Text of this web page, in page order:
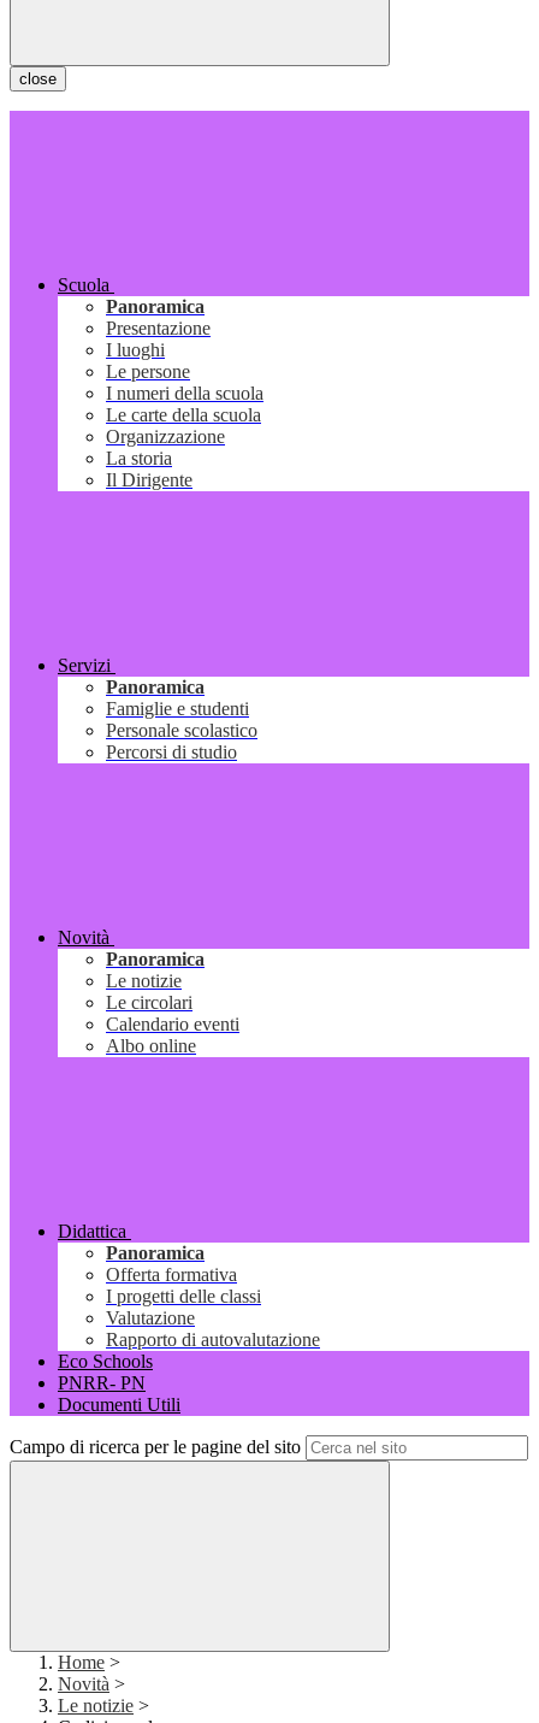
close
Scuola
Panoramica
Presentazione
I luoghi
Le persone
I numeri della scuola
Le carte della scuola
Organizzazione
La storia
Il Dirigente
Servizi
Panoramica
Famiglie e studenti
Personale scolastico
Percorsi di studio
Novità
Panoramica
Le notizie
Le circolari
Calendario eventi
Albo online
Didattica
Panoramica
Offerta formativa
I progetti delle classi
Valutazione
Rapporto di autovalutazione
Eco Schools
PNRR- PN
Documenti Utili
Campo di ricerca per le pagine del sito
Home >
Novità >
Le notizie >